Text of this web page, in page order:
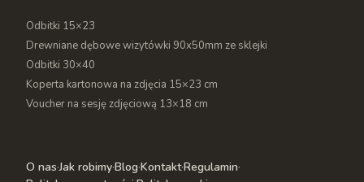
Odbitki 15×23
Drewniane dębowe wizytówki 90x50mm ze sklejki
Odbitki 30×40
Koperta kartonowa na zdjęcia 15×23 cm
Voucher na sesję zdjęciową 13×18 cm
O nas·Jak robimy·Blog·Kontakt·Regulamin·